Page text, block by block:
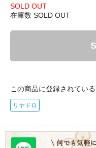
SOLD OUT
在庫数 SOLD OUT
この商品に登録されてい
リヤドロ